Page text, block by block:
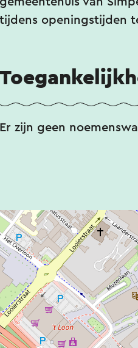
tijdens openingstijden
Er zijn geen